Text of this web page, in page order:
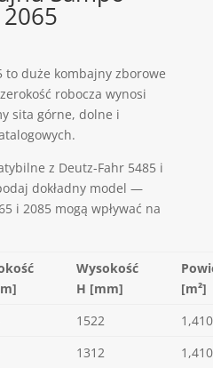
to duże kombajny zborowe
robocza wynosi
sita górne, dolne i
z Deutz-Fahr 5485 i
dokładny model —
i 2085 mogą wpływać na
Wysokość
H [mm]
[m²]
1522
1,410
1312 1,410